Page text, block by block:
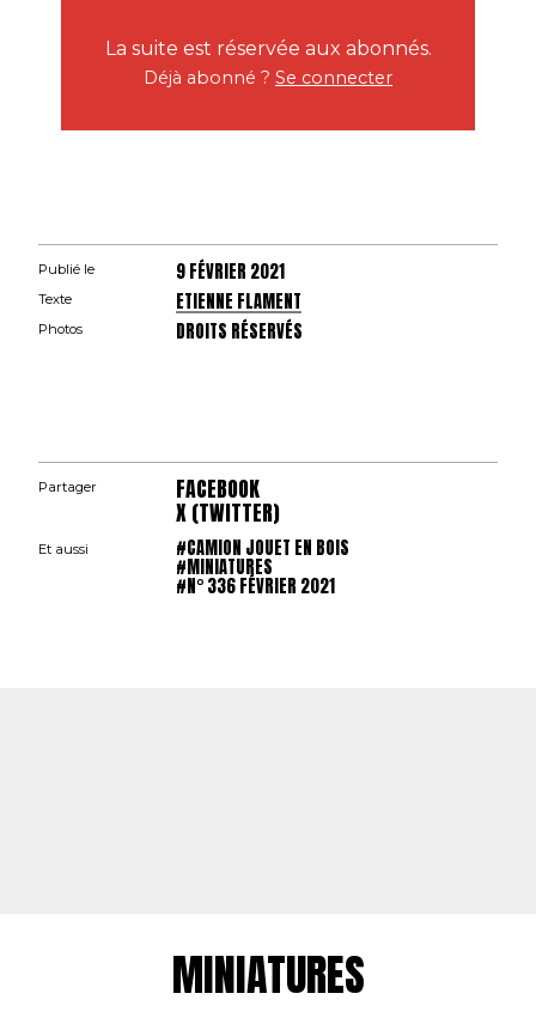
La suite est réservée aux abonnés.
Déjà abonné ? Se connecter
Publié le 9 FÉVRIER 2021
Texte ETIENNE FLAMENT
Photos DROITS RÉSERVÉS
Partager FACEBOOK
X (TWITTER)
Et aussi #CAMION JOUET EN BOIS
#MINIATURES
#N° 336 FÉVRIER 2021
MINIATURES